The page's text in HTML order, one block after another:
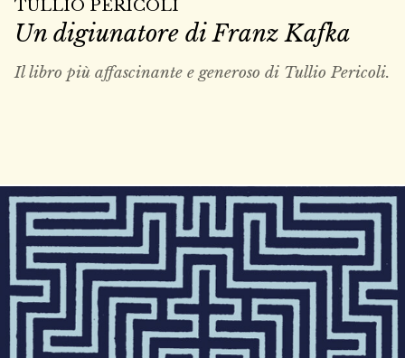
TULLIO PERICOLI
Un digiunatore di Franz Kafka
Il libro più affascinante e generoso di Tullio Pericoli.